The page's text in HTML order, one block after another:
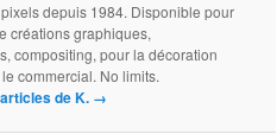
depuis 1984. Disponible pour
créations graphiques,
compositing, pour la décoration
commercial. No limits.
de K. →